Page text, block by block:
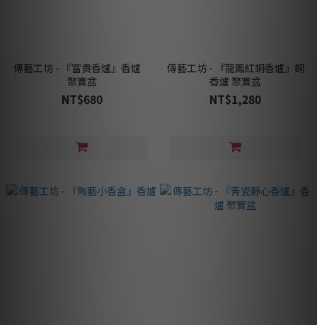
傳藝工坊 - 『富貴香爐』香爐
聚寶盆
NT$680
傳藝工坊 - 『龍鳳紅銅香爐』銅
香爐 聚寶盆
NT$1,280